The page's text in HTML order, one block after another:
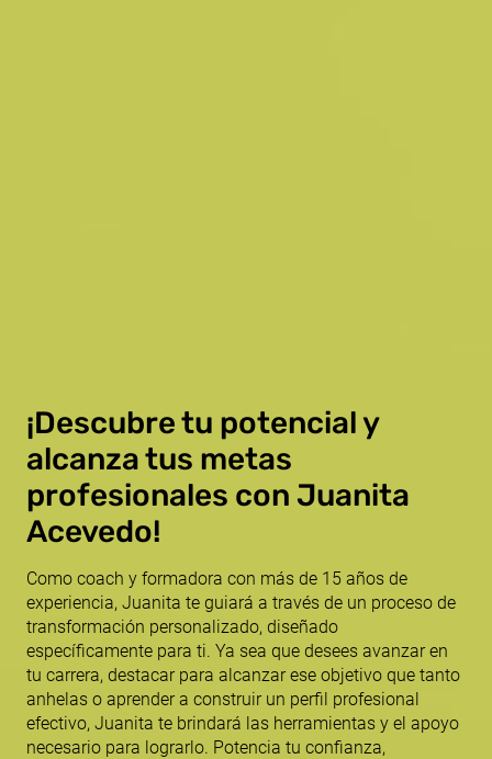
¡Descubre tu potencial y
alcanza tus metas
profesionales con Juanita
Acevedo!
Como coach y formadora con más de 15 años de
experiencia, Juanita te guiará a través de un proceso de
transformación personalizado, diseñado
específicamente para ti. Ya sea que desees avanzar en
tu carrera, destacar para alcanzar ese objetivo que tanto
anhelas o aprender a construir un perfil profesional
efectivo, Juanita te brindará las herramientas y el apoyo
necesario para lograrlo. Potencia tu confianza,